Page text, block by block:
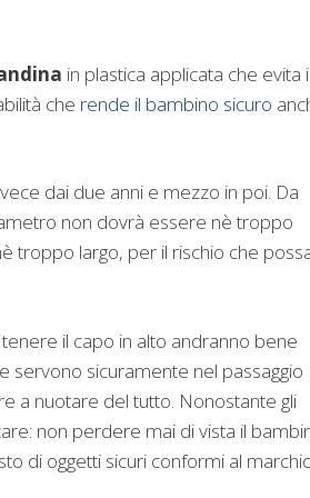
in plastica applicata che evita il
che rende il bambino sicuro
dai due anni e mezzo in poi. Da
non dovrà essere nè troppo
troppo largo, per il rischio che
il capo in alto andranno bene
servono sicuramente nel passaggio
a nuotare del tutto. Nonostante gli
non perdere mai di vista il
di oggetti sicuri conformi al